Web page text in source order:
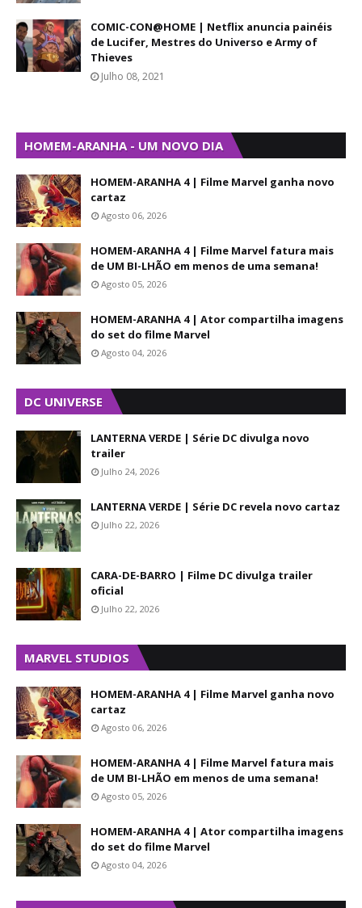
COMIC-CON@HOME | Netflix anuncia painéis
de Lucifer, Mestres do Universo e Army of
Thieves
Julho 08, 2021
HOMEM-ARANHA - UM NOVO DIA
HOMEM-ARANHA 4 | Filme Marvel ganha novo
cartaz
Agosto 06, 2026
HOMEM-ARANHA 4 | Filme Marvel fatura mais
de UM BI-LHÃO em menos de uma semana!
Agosto 05, 2026
HOMEM-ARANHA 4 | Ator compartilha imagens
do set do filme Marvel
Agosto 04, 2026
DC UNIVERSE
LANTERNA VERDE | Série DC divulga novo
trailer
Julho 24, 2026
LANTERNA VERDE | Série DC revela novo cartaz
Julho 22, 2026
CARA-DE-BARRO | Filme DC divulga trailer
oficial
Julho 22, 2026
MARVEL STUDIOS
HOMEM-ARANHA 4 | Filme Marvel ganha novo
cartaz
Agosto 06, 2026
HOMEM-ARANHA 4 | Filme Marvel fatura mais
de UM BI-LHÃO em menos de uma semana!
Agosto 05, 2026
HOMEM-ARANHA 4 | Ator compartilha imagens
do set do filme Marvel
Agosto 04, 2026